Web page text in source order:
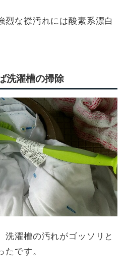
烈な襟汚れには酸素系漂白
洗濯槽の掃除
洗濯槽の汚れがゴッソリと
たです。